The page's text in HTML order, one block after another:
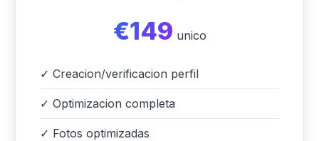
€149 unico
✓ Creacion/verificacion perfil
✓ Optimizacion completa
✓ Fotos optimizadas